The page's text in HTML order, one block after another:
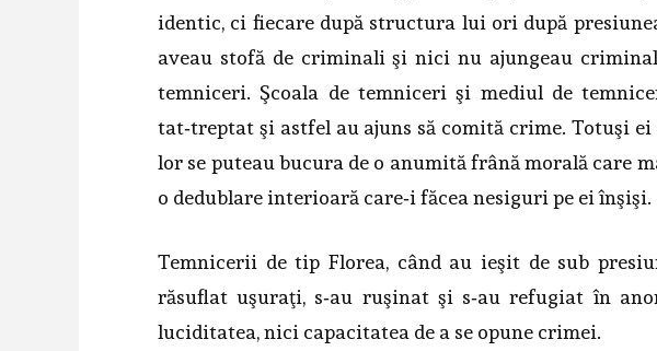
identic, ci fiecare după structura lui ori după
aveau stofă de criminali şi nici nu ajungeau
temniceri. Şcoala de temniceri şi mediul de
tat‑treptat şi astfel au ajuns să comită crime. Totuşi
lor se puteau bucura de o anumită frână morală care
o dedu­blare interioară care‑i făcea nesiguri pe ei înşişi.
Temnicerii de tip Florea, când au ieşit de sub
răsuflat uşuraţi, s‑au ruşinat şi s‑au refu­giat în
luciditatea, nici capa­citatea de a se opune crimei.